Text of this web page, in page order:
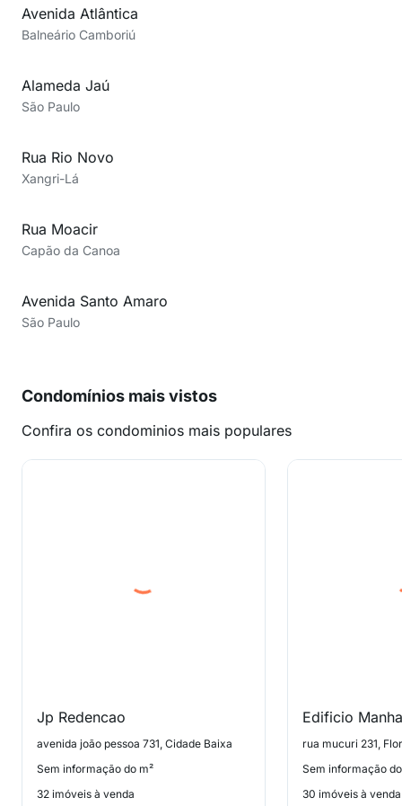
Avenida Atlântica
Balneário Camboriú
Alameda Jaú
São Paulo
Rua Rio Novo
Xangri-Lá
Rua Moacir
Capão da Canoa
Avenida Santo Amaro
São Paulo
Condomínios mais vistos
Confira os condominios mais populares
Jp Redencao
avenida joão pessoa 731, Cidade Baixa
Sem informação do m²
32 imóveis à venda
Edificio
rua mucuri 231,
Sem informação
30 imóveis à venda